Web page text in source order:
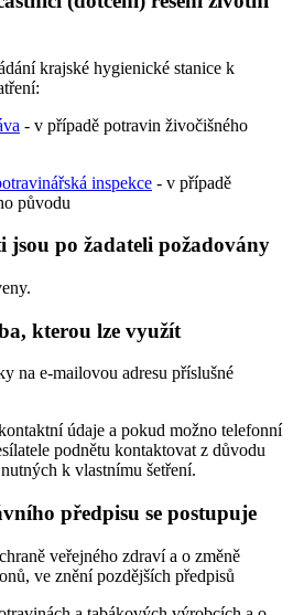
krajské hygienické stanice k
- v případě potravin živočišného
inspekce - v případě
původu
jsou po žadateli požadovány
kterou lze využít
na e-mailovou adresu příslušné
údaje a pokud možno telefonní
podnětu kontaktovat z důvodu
k vlastnímu šetření.
předpisu se postupuje
veřejného zdraví a o změně
ve znění pozdějších předpisů